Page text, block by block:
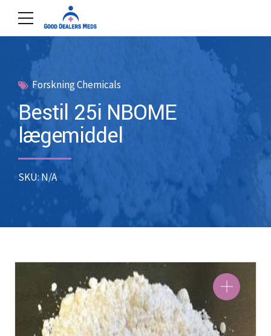
Forskning Chemicals
Bestil 25i NBOME
lægemiddel
SKU: N/A